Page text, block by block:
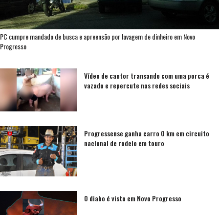
PC cumpre mandado de busca e apreensão por lavagem de dinheiro em Novo
Progresso
Vídeo de cantor transando com uma porca é
vazado e repercute nas redes sociais
Progressense ganha carro 0 km em circuito
nacional de rodeio em touro
O diabo é visto em Novo Progresso